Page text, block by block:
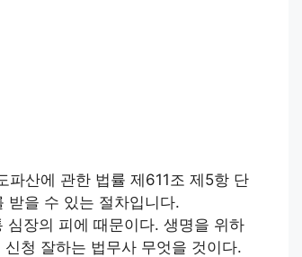
파산에 관한 법률 제611조 제5항 단
받을 수 있는 절차입니다.
심장의 피에 때문이다. 생명을 위하
청 잘하는 법무사 무엇을 것이다.